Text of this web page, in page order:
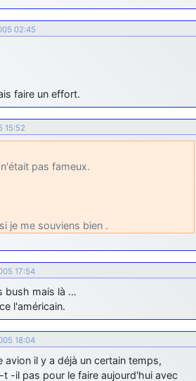
02:45
faire un effort.
15:52
pas fameux.
je me souviens bien .
17:54
bush mais là …
l'américain.
18:04
avion il y a déjà un certain temps,
-il pas pour le faire aujourd'hui avec